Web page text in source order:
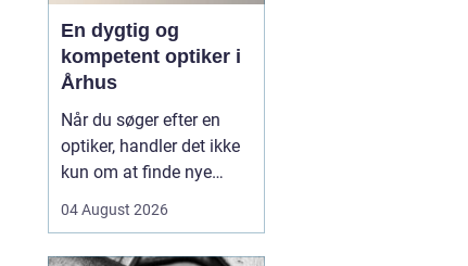
En dygtig og
kompetent optiker i
Århus
Når du søger efter en
optiker, handler det ikke
kun om at finde nye
men om at få faglig
04 August 2026